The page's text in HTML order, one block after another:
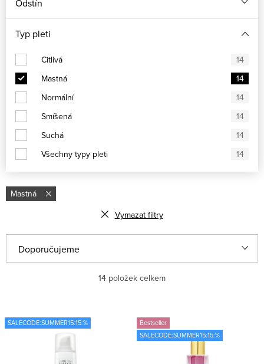
Odstín
Typ pleti
Citlivá
14
Mastná
14
Normální
14
Smíšená
14
Suchá
14
Všechny typy pleti
14
Mastná
Vymazat filtry
ý
s
a
n
Doporučujeme
Nejprodávanější
14 položek celkem
SALECODE:SUMMER15:15:%
Bestseller
SALECODE:SUMMER15:15:%